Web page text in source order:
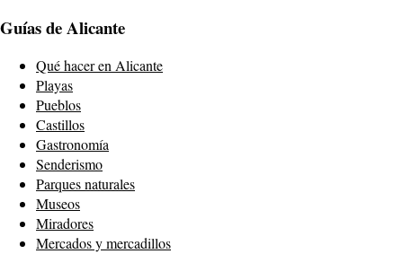
Guías de Alicante
Qué hacer en Alicante
Playas
Pueblos
Castillos
Gastronomía
Senderismo
Parques naturales
Museos
Miradores
Mercados y mercadillos